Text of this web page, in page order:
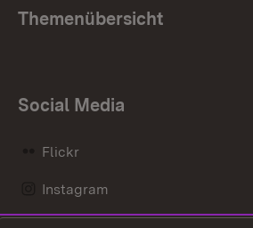
Themenübersicht
Social Media
Flickr
Instagram